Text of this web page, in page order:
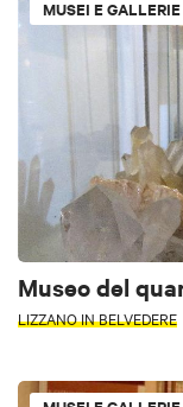
MUSEI E
Museo del
LIZZANO IN BELVEDERE